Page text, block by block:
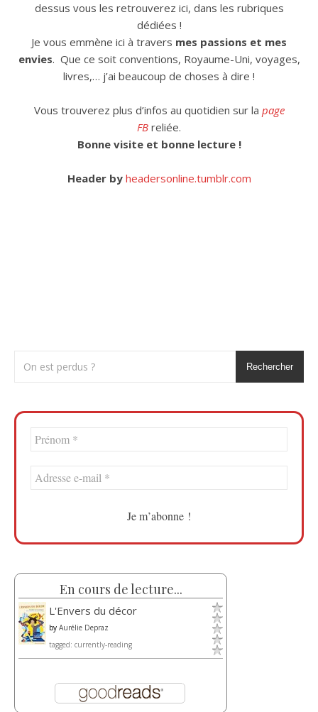
dessus vous les retrouverez ici, dans les rubriques
dédiées !
Je vous emmène ici à travers mes passions et mes
envies. Que ce soit conventions, Royaume-Uni, voyages,
livres,… j’ai beaucoup de choses à dire !
Vous trouverez plus d’infos au quotidien sur la page
FB reliée.
Bonne visite et bonne lecture !
Header by headersonline.tumblr.com
Rechercher
En cours de lecture...
L'Envers du décor
by Aurélie Depraz
tagged: currently-reading